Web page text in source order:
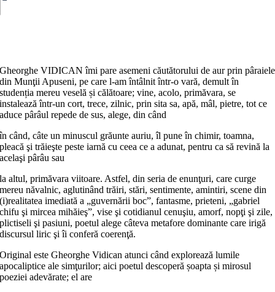
Gheorghe VIDICAN îmi pare asemeni căutătorului de aur prin pâraiele
din Munţii Apuseni, pe care l-am întâlnit într-o vară, demult în
studenția mereu veselă și călătoare; vine, acolo, primăvara, se
instalează într-un cort, trece, zilnic, prin sita sa, apă, mâl, pietre, tot ce
aduce pârâul repede de sus, alege, din când
în când, câte un minuscul grăunte auriu, îl pune în chimir, toamna,
pleacă şi trăieşte peste iarnă cu ceea ce a adunat, pentru ca să revină la
acelaşi pârâu sau
la altul, primăvara viitoare. Astfel, din seria de enunţuri, care curge
mereu năvalnic, aglutinând trăiri, stări, sentimente, amintiri, scene din
(i)realitatea imediată a „guvernării boc”, fantasme, prieteni, „gabriel
chifu şi mircea mihăieş”, vise şi cotidianul cenuşiu, amorf, nopţi şi zile,
plictiseli şi pasiuni, poetul alege câteva metafore dominante care irigă
discursul liric şi îi conferă coerenţă.
Original este Gheorghe Vidican atunci când explorează lumile
apocaliptice ale simţurilor; aici poetul descoperă șoapta și mirosul
poeziei adevărate; el are